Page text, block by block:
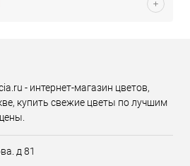
- интернет-магазин цветов,
купить свежие цветы по лучшим
д 81